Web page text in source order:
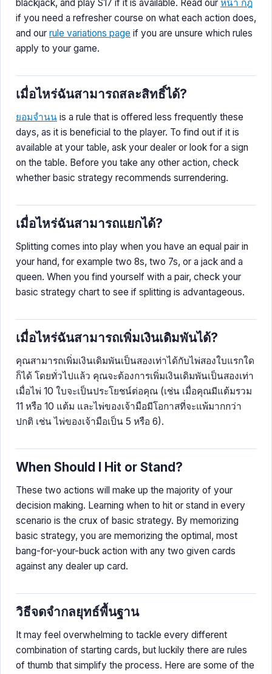
blackjack, and play S17 if it is available. Read our หน้า กฎ
if you need a refresher course on what each action does,
and our rule variations page if you are unsure which rules
apply to your game.
เมื่อไหร่ฉันสามารถสละสิทธิ์ได้?
ยอมจำนนis a rule that is offered less frequently these
days, as it is beneficial to the player. To find out if it is
available at your table, ask your dealer or look for a sign
on the table. Before you take any other action, check
whether basic strategy recommends surrendering.
เมื่อไหร่ฉันสามารถแยกได้?
Splitting comes into play when you have an equal pair in
your hand, for example two 8s, two 7s, or a jack and a
queen. When you find yourself with a pair, check your
basic strategy chart to see if splitting is advantageous.
เมื่อไหร่ฉันสามารถเพิ่มเงินเดิมพันได้?
คุณสามารถเพิ่มเงินเดิมพันเป็นสองเท่าได้กับไพ่สองใบแรกใด
ก็ได้ โดยทั่วไปแล้ว คุณจะต้องการเพิ่มเงินเดิมพันเป็นสองเท่า
เมื่อไพ่ 10 ใบจะเป็นประโยชน์ต่อคุณ (เช่น เมื่อคุณมีแต้มรวม
11 หรือ 10 แต้ม และไพ่ของเจ้ามือมีโอกาสที่จะแพ้มากกว่า
ปกติ เช่น ไพ่ของเจ้ามือเป็น 5 หรือ 6).
When Should I Hit or Stand?
These two actions will make up the majority of your
decision making. Learning when to hit or stand in every
scenario is the crux of basic strategy. By memorizing
basic strategy, you are memorizing the optimal, most
bang-for-your-buck action with any two given cards
against any dealer up card.
วิธีจดจำกลยุทธ์พื้นฐาน
It may feel overwhelming to tackle every different
combination of starting cards, but luckily there are rules
of thumb that simplify the process. Here are some of the